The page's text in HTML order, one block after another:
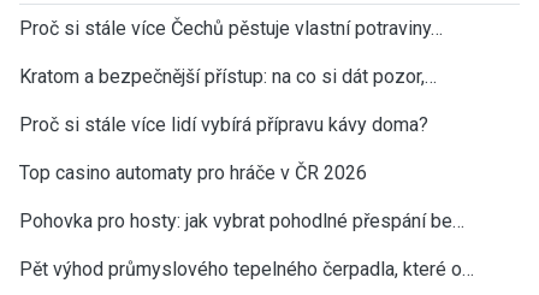
Proč si stále více Čechů pěstuje vlastní potraviny…
Kratom a bezpečnější přístup: na co si dát pozor,…
Proč si stále více lidí vybírá přípravu kávy doma?
Top casino automaty pro hráče v ČR 2026
Pohovka pro hosty: jak vybrat pohodlné přespání be…
Pět výhod průmyslového tepelného čerpadla, které o…